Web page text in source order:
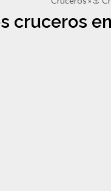
cruceros